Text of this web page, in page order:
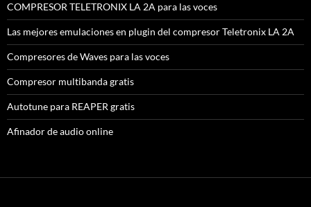
COMPRESOR TELETRONIX LA 2A para las voces
Las mejores emulaciones en plugin del compresor Teletronix LA 2A
Compresores de Waves para las voces
Compresor multibanda gratis
Autotune para REAPER gratis
Afinador de audio online